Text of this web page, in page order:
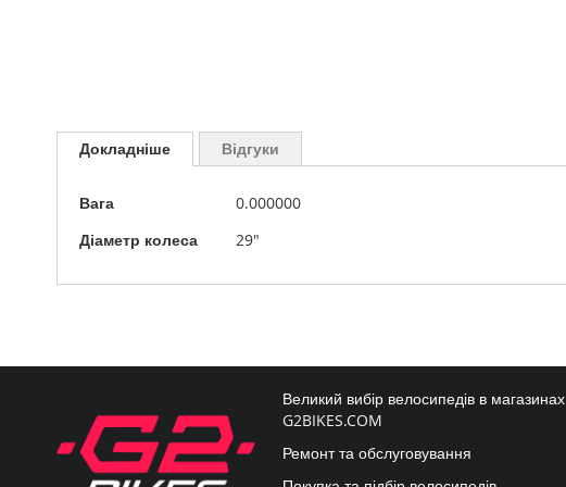
до
початку
зображень
Докладніше
Докладніше
Вага
0.000000
Діаметр колеса
29"
Відгуки
Великий вибір велосипедів в магазинах
G2BIKES.COM
Ремонт та обслуговування